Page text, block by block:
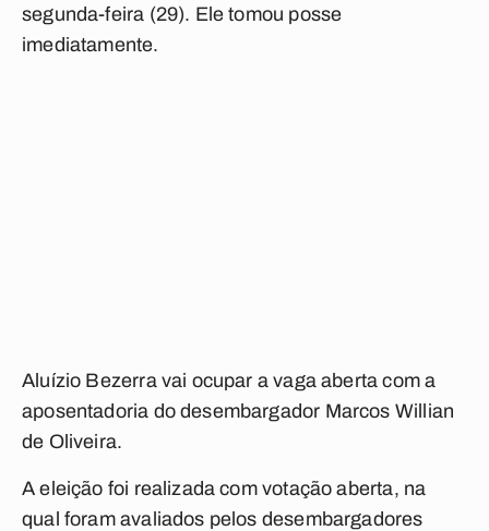
segunda-feira (29). Ele tomou posse
imediatamente.
Aluízio Bezerra vai ocupar a vaga aberta com a
aposentadoria do desembargador Marcos Willian
de Oliveira.
A eleição foi realizada com votação aberta, na
qual foram avaliados pelos desembargadores